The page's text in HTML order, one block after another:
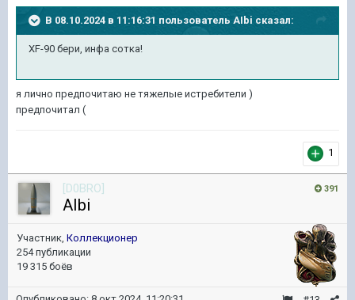
В 08.10.2024 в 11:16:31 пользователь AIbi сказал:
ХF-90 бери, инфа сотка!
я лично предпочитаю не тяжелые истребители )
предпочитал (
1
391
[D0BRO]
AIbi
Участник, Коллекционер
254 публикации
19 315 боёв